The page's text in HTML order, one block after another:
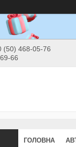
(50) 468-05-76
66
ГОЛОВНА